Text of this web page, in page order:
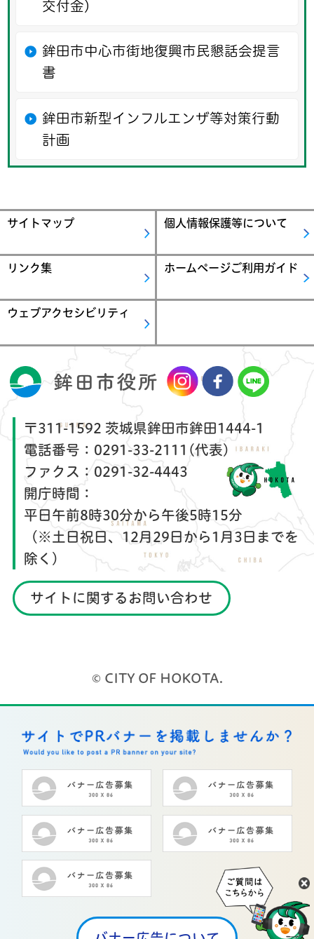
交付金）
鉾田市中心市街地復興市民懇話会提言
書
鉾田市新型インフルエンザ等対策行動
計画
サイトマップ 個人情報保護等について
リンク集 ホームページご利用ガイド
ウェブアクセシビリティ
〒311-1592 茨城県鉾田市鉾田1444-1
電話番号： 0291-33-2111(代表)
ファクス： 0291-32-4443
開庁時間：
平日午前8時30分から午後5時15分
（※土日祝日、12月29日から1月3日までを
除く）
サイトに関するお問い合わせ
© CITY OF HOKOTA.